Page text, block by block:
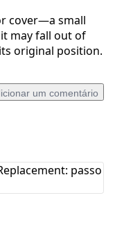
cover—a small
may fall out of
original position.
um comentário